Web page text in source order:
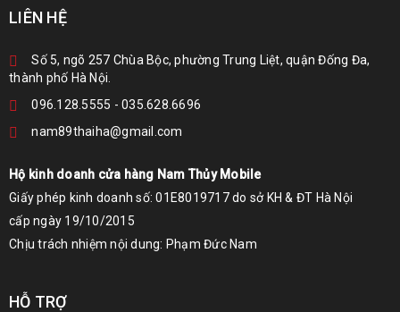
LIÊN HỆ
Số 5, ngõ 257 Chùa Bộc, phường Trung Liệt, quận Đống Đa,
thành phố Hà Nội.
096.128.5555 - 035.628.6696
nam89thaiha@gmail.com
Hộ kinh doanh cửa hàng Nam Thủy Mobile
Giấy phép kinh doanh số: 01E8019717 do sở KH & ĐT Hà Nội
cấp ngày 19/10/2015
Chịu trách nhiệm nội dung: Phạm Đức Nam
HỖ TRỢ